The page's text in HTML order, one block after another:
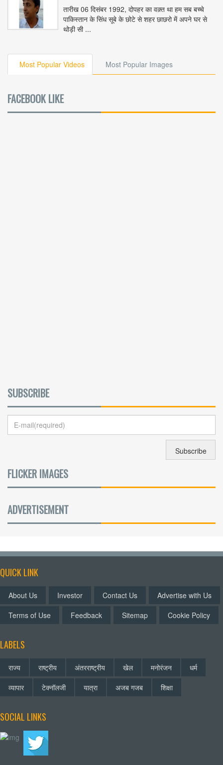
तारीख 06 दिसंबर 1992, दोपहर का वक़्त था हम सब बच्चे
पाकिस्तान के सिंध सूबे के छोटे से शहर छाछरो में अपने घर से
थोड़ी सी ...
Most Popular Videos Most Popular Images
FACEBOOK LIKE
SUBSCRIBE
FLICKER IMAGES
ADVERTISEMENT
QUICK LINK
About Us Investor Contact Us
Advertise with Us
Terms of Use
Feedback Sitemap Cookie Policy
LABELS
राज्य राष्ट्रीय अंतरराष्ट्रीय खेल मनोरंजन
धर्म
व्यापार
टेक्नॉलजी यात्रा अजब गजब शिक्षा
SOCIAL LINKS